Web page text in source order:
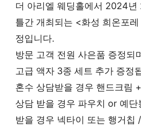
더 아리엘 웨딩홀에서 2024년
틀간 개최되는 <화성 희온포
정입니다.
방문 고객 전원 사은품 증정되
고급 액자 3종 세트 추가 증정
혼수 상담받을 경우 핸드크림
상담 받을 경우 파우치 or 예
받을 경우 넥타이 또는 행거칩